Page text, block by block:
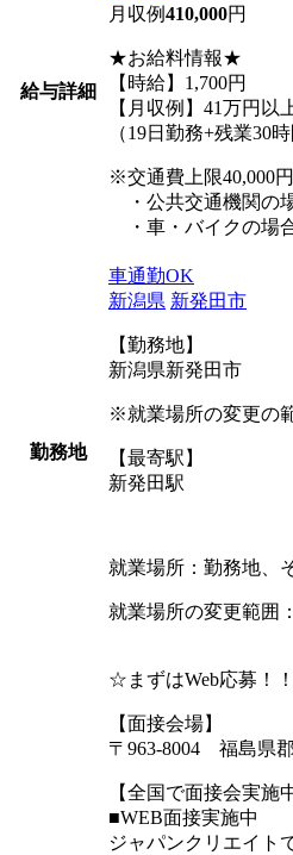
給与詳細
月収例410,000円
★お給料情報★
【時給】1,700円
【月収例】41万円以
（19日勤務+残業30
※交通費上限40,000
・公共交通機関の
・車・バイクの場
勤務地
車通勤OK
新潟県 新発田市
【勤務地】
新潟県新発田市
※就業場所の変更の
【最寄駅】
新発田駅
就業場所：勤務地、
就業場所の変更範囲
☆まずはWeb応募！
【面接会場】
〒963-8004 福島県
【全国で面接会実施
■WEB面接実施中
ジャパンクリエイト